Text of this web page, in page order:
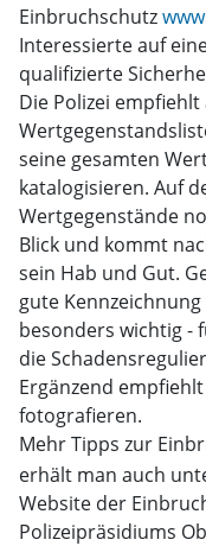
Einbruchschutz
Interessierte auf
qualifizierte
Die Polizei
seine gesamten
katalogisieren. Auf
Wertgegenstände
Blick und kommt
sein Hab und Gut.
gute
besonders wichtig -
die
Ergänzend
fotografieren.
Mehr Tipps zur
erhält man auch
Website der
Polizeipräsidiums